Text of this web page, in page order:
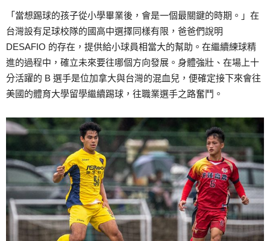
「當想踢球的孩子從小學畢業後，會是一個最關鍵的時期。」在
台灣設有足球校隊的國高中選擇同樣有限，爸爸們說明
DESAFIO 的存在，提供給小球員相當大的幫助。在繼續練球精
進的過程中，確立未來要往哪個方向發展。身體強壯、在場上十
分活躍的 B 選手是位加拿大與台灣的混血兒，便確定接下來會往
美國的體育大學留學繼續踢球，往職業選手之路奮鬥。